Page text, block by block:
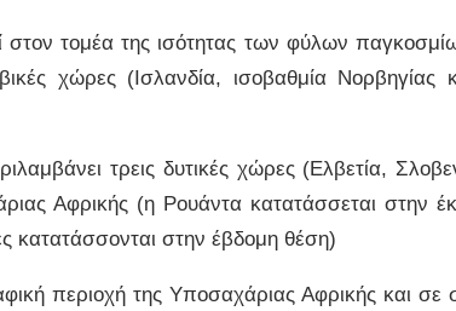
στον τομέα της ισότητας των φύλων
χώρες (Ισλανδία, ισοβαθμία Νορβηγίας
τρεις δυτικές χώρες (Ελβετία,
Αφρικής (η Ρουάντα κατατάσσεται στην
κατατάσσονται στην έβδομη θέση)
περιοχή της Υποσαχάριας Αφρικής και